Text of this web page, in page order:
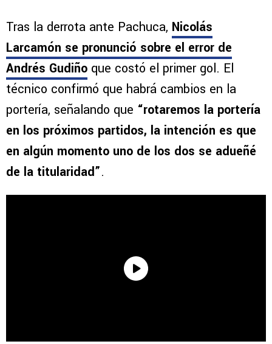
Tras la derrota ante Pachuca, Nicolás
Larcamón se pronunció sobre el error de
Andrés Gudiño que costó el primer gol. El
técnico confirmó que habrá cambios en la
portería, señalando que “rotaremos la portería
en los próximos partidos, la intención es que
en algún momento uno de los dos se adueñé
de la titularidad”.